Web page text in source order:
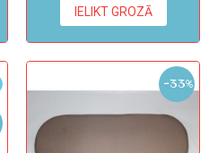
IELIKT GROZĀ
-33%